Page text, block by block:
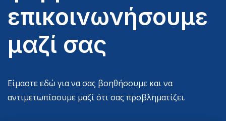
επικοινωνήσουμε
μαζί σας
Είμαστε εδώ για να σας βοηθήσουμε και να
αντιμετωπίσουμε μαζί ότι σας προβληματίζει.